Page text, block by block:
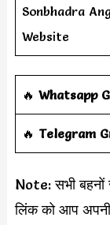
Sonbhadra
Website
‎️‍🔥 Whatsapp
‎️‍🔥 Telegram
Note: सभी बहनों
लिंक को आप